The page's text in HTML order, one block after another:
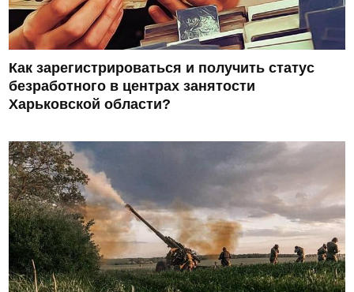
Как зарегистрироваться и получить статус
безработного в центрах занятости
Харьковской области?